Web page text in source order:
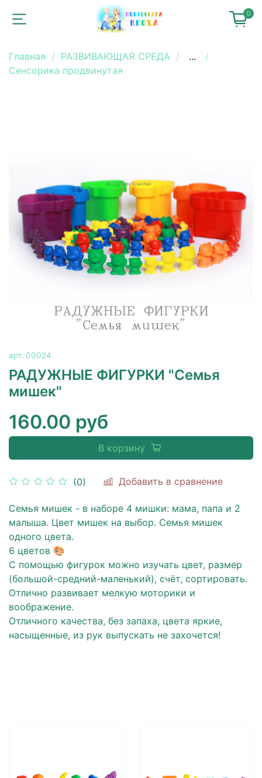
0
Главная РАЗВИВАЮЩАЯ СРЕДА
...
Сенсорика продвинутая
арт. 00024
РАДУЖНЫЕ ФИГУРКИ "Семья
мишек"
(0) Добавить в сравнение
160.00 руб
В корзину
Семья мишек - в наборе 4 мишки: мама, папа и 2
малыша. Цвет мишек на выбор. Семья мишек
одного цвета.
6 цветов 🎨
С помощью фигурок можно изучать цвет, размер
(большой-средний-маленький), счёт, сортировать.
Отлично развивает мелкую моторики и
воображение.
Отличного качества, без запаха, цвета яркие,
насыщенные, из рук выпускать не захочется!